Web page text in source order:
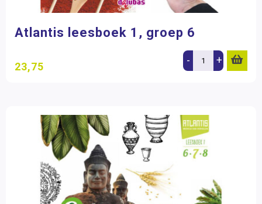
Atlantis leesboek 1, groep 6
23,75 - +